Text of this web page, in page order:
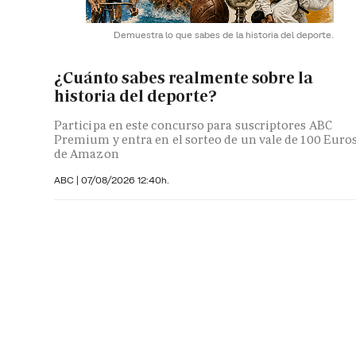
Demuestra lo que sabes de la historia del deporte.
¿Cuánto sabes realmente sobre la
historia del deporte?
Participa en este concurso para suscriptores ABC
Premium y entra en el sorteo de un vale de 100
de Amazon
ABC | 07/08/2026 12:40h.